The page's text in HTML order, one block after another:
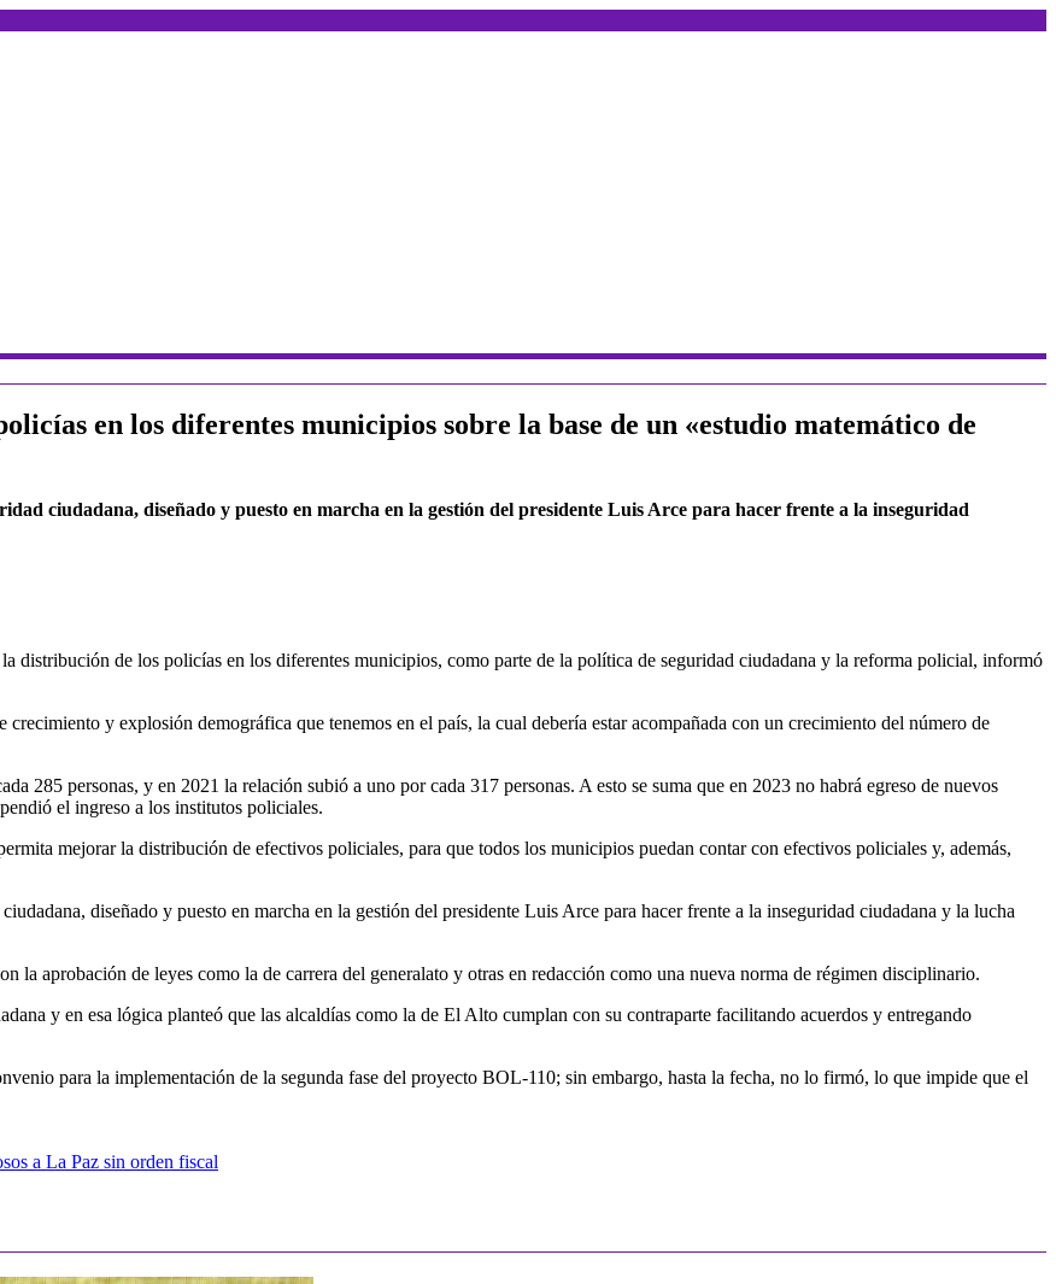
en los diferentes municipios sobre la base de un «estudio matemático de
ciudadana, diseñado y puesto en marcha en la gestión del presidente Luis Arce para hacer frente a la inseguridad
distribución de los policías en los diferentes municipios, como parte de la política de seguridad ciudadana y la reforma policial, informó
crecimiento y explosión demográfica que tenemos en el país, la cual debería estar acompañada con un crecimiento del número de
285 personas, y en 2021 la relación subió a uno por cada 317 personas. A esto se suma que en 2023 no habrá egreso de nuevos
el ingreso a los institutos policiales.
mejorar la distribución de efectivos policiales, para que todos los municipios puedan contar con efectivos policiales y, además,
diseñado y puesto en marcha en la gestión del presidente Luis Arce para hacer frente a la inseguridad ciudadana y la lucha
la aprobación de leyes como la de carrera del generalato y otras en redacción como una nueva norma de régimen disciplinario.
y en esa lógica planteó que las alcaldías como la de El Alto cumplan con su contraparte facilitando acuerdos y entregando
para la implementación de la segunda fase del proyecto BOL-110; sin embargo, hasta la fecha, no lo firmó, lo que impide que el
a La Paz sin orden fiscal